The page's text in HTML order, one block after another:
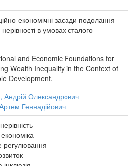
економічні засади подолання
в умовах сталого
and Economic Foundations for
Wealth Inequality in the Context of
Development.
Андрій Олександрович
Артем Геннадійович
регулювання